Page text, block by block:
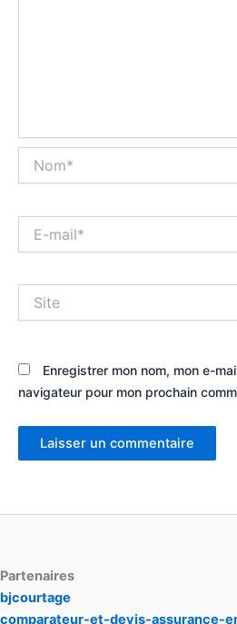
mail*
Enregistrer mon nom, mon e-
navigateur pour mon prochain
Partenaires
bjcourtage
comparateur-et-devis-assurance-